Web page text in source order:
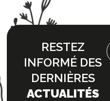
RESTEZ
INFORMÉ DES
DERNIÈRES
ACTUALITÉS